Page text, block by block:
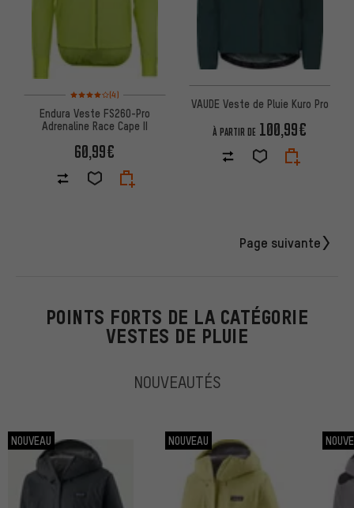
Note moyenne : 4 sur 5 d'après 4 avis
(4)
Endura Veste FS260-Pro
Adrenaline Race Cape II
60,99€
VAUDE Veste de Pluie Kuro Pro
À PARTIR DE 100,99€
Page suivante
POINTS FORTS DE LA CATÉGORIE
VESTES DE PLUIE
NOUVEAUTÉS
NOUVEAU NOUVEAU